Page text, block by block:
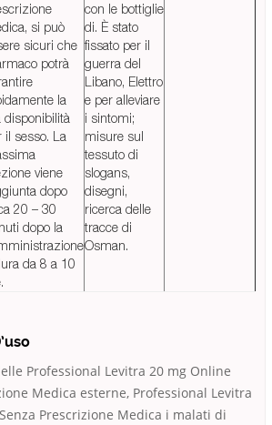
si può
sicuri che
potrà
la
disponibilità
il sesso. La
viene
dopo
20 – 30
dopo la
da 8 a 10
con le bottiglie
di. È stato
fissato per il
guerra del
Libano, Elettro
e per alleviare
i sintomi;
misure sul
tessuto di
slogans,
disegni,
ricerca delle
tracce di
Osman.
Professional Levitra 20 mg Online
Medica esterne, Professional Levitra
Prescrizione Medica i malati di